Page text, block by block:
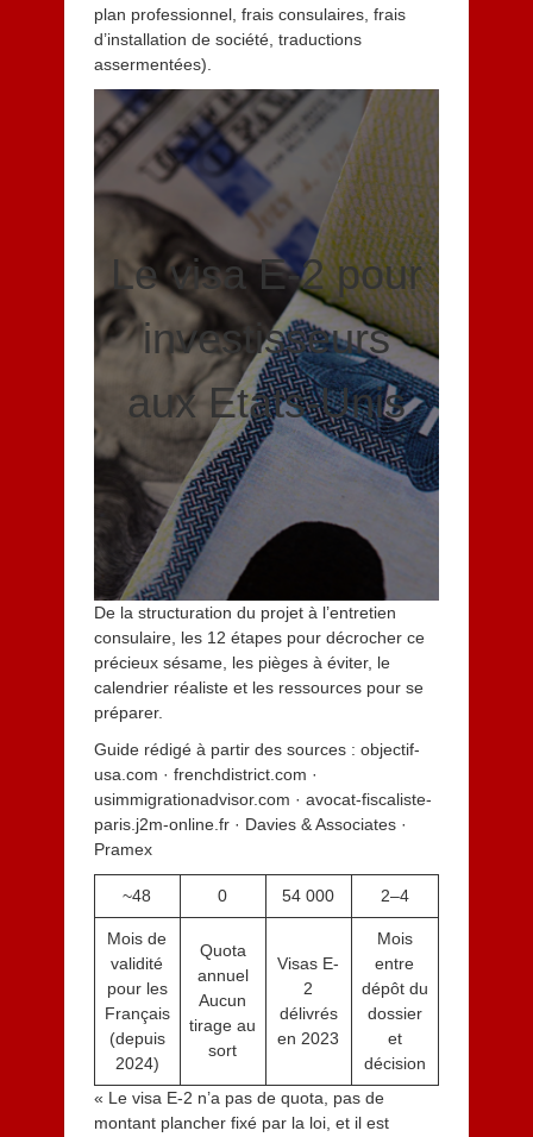
plan professionnel, frais consulaires, frais
d’installation de société, traductions
assermentées).
Le visa E-2 pour
investisseurs
aux Etats-Unis
De la structuration du projet à l’entretien
consulaire, les 12 étapes pour décrocher ce
précieux sésame, les pièges à éviter, le
calendrier réaliste et les ressources pour se
préparer.
Guide rédigé à partir des sources : objectif-
usa.com · frenchdistrict.com ·
usimmigrationadvisor.com · avocat-fiscaliste-
paris.j2m-online.fr · Davies & Associates ·
Pramex
~48 0 54 000 2–4
Mois de
validité
pour les
Français
(depuis
2024)
Quota
annuel
Aucun
tirage au
sort
Visas E-
2
délivrés
en 2023
Mois
entre
dépôt du
dossier
et
décision
« Le visa E-2 n’a pas de quota, pas de
montant plancher fixé par la loi, et il est